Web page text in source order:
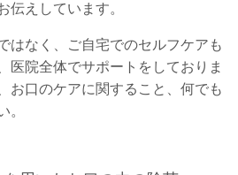
伝えしています。
はなく、ご自宅でのセルフケアも
医院全体でサポートをしておりま
お口のケアに関すること、何でも
。